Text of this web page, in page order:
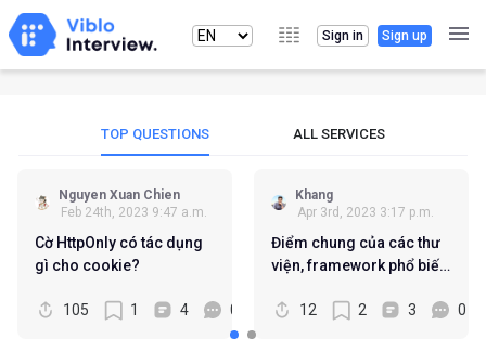
Sign in Sign up
TOP QUESTIONS ALL SERVICES
Nguyen Xuan Chien
Feb 24th, 2023 9:47 a.m.
Cờ HttpOnly có tác dụng
gì cho cookie?
105 1 4 0
Khang
Apr 3rd, 2023 3:17 p.m.
Điểm chung của các thư
viện, framework phổ biến
Vue, Solid, Svelte... là gì?
12 2 3 0